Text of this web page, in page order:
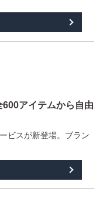
600アイテムから自由
ビスが新登場。ブラン